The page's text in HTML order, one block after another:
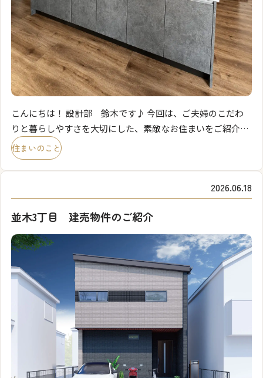
こんにちは！ 設計部 鈴木です♪ 今回は、ご夫婦のこだわ
りと暮らしやすさを大切にした、素敵なお住まいをご紹介し
ます。 LDKの主役は、存在感のあるアイランドキッチン。
[…]
住まいのこと
2026.06.18
並木3丁目 建売物件のご紹介